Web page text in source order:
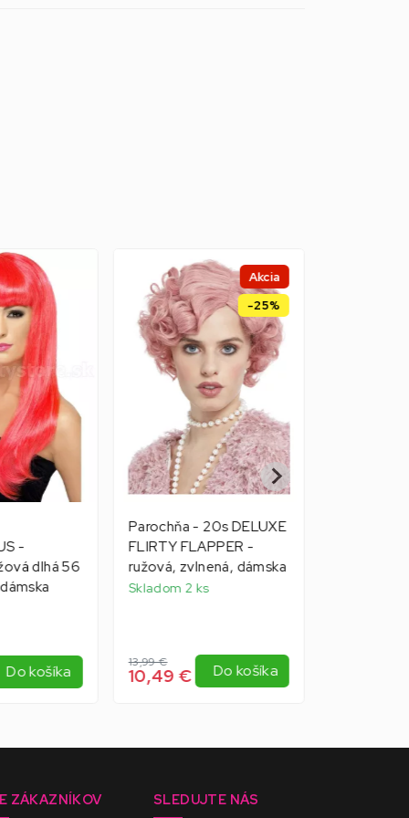
-
dlhá 56
Do košíka
Akcia
-25%
Parochňa - 20s DELUXE
FLIRTY FLAPPER -
ružová, zvlnená, dámska
Skladom 2 ks
13,99 €
10,49 € Do košíka
ZÁKAZNÍKOV SLEDUJTE NÁS